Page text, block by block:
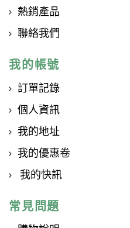
熱銷產品
聯絡我們
我的帳號
訂單記錄
個人資訊
我的地址
我的優惠卷
我的快訊
常見問題